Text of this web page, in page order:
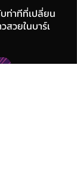
ท่าทีที่เปลี่ยน
สวยในบาร์เ